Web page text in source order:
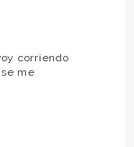
corriendo
me